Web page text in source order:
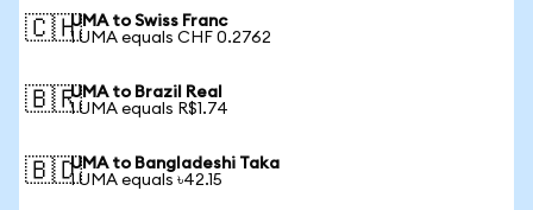
🇨🇭UMA to Swiss Franc
1 UMA equals CHF 0.2762
🇧🇷UMA to Brazil Real
1 UMA equals R$1.74
🇧🇩UMA to Bangladeshi Taka
1 UMA equals ৳42.15